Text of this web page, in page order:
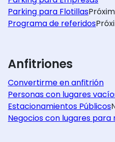
Parking para Flotillas
Programa de referidos
Anfitriones
Convertirme en anfitrión
Personas con lugares
Estacionamientos Públicos
Negocios con lugares